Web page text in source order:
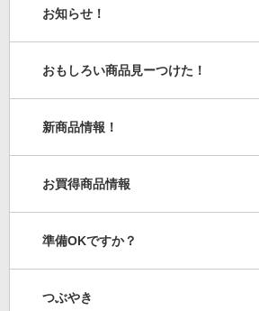
お知らせ！
おもしろい商品見ーつけた！
新商品情報！
お買得商品情報
準備OKですか？
つぶやき